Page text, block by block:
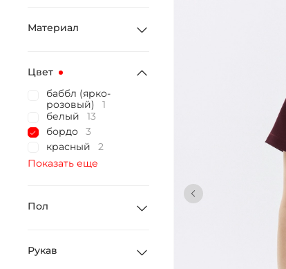
Материал
Цвет
баббл (ярко-
розовый)
1
белый
13
бордо
3
красный
2
Показать еще
Пол
Рукав